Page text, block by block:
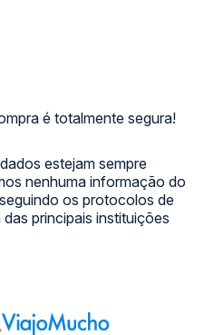
é totalmente segura!
estejam sempre
nenhuma informação do
os protocolos de
principais instituições